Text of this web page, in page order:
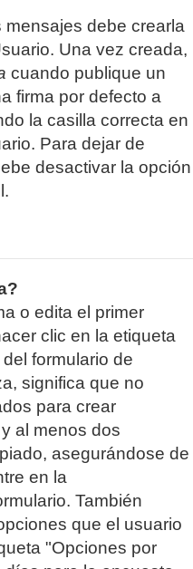
debe crearla
Una vez creada,
cuando publique un
firma por defecto a
la casilla correcta en
Para dejar de
desactivar la opción
o edita el primer
clic en la etiqueta
formulario de
significa que no
para crear
al menos dos
asegurándose de
en la
También
que el usuario
"Opciones por